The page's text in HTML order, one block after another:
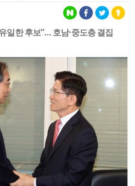
일한 후보”… 호남·중도층 결집